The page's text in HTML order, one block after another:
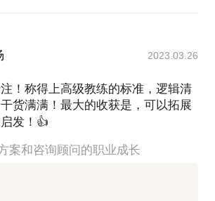
2023.03.26
！称得上高级教练的标准，逻辑清
货满满！最大的收获是，可以拓展
发！👍
案和咨询顾问的职业成长